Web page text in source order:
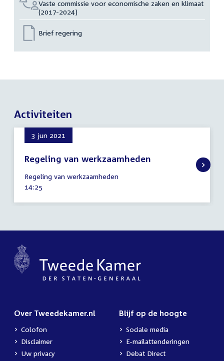
Vaste commissie voor economische zaken en klimaat
(2017-2024)
Brief regering
Activiteiten
3 jun 2021
Regeling van werkzaamheden
juni
2021
Regeling van werkzaamheden
Tijd
14:25
Over Tweedekamer.nl
Colofon
Disclaimer
Uw privacy
Blijf op de hoogte
Sociale media
E-mailattenderingen
Debat Direct